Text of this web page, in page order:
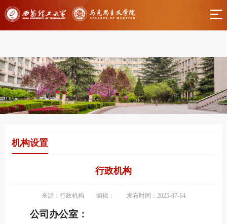
伟德国际(bv1946·源于英国)官方网站-Officials
Website
机构设置
行政机构
来源：行政机构 编辑： 发布时间：2025-07-14
公司办公室：